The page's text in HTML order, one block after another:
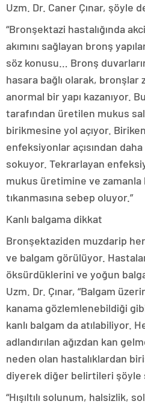
Uzm. Dr. Caner Çınar, şöyle
“Bronşektazi hastalığında
akımını sağlayan bronş
söz konusu… Bronş
hasara bağlı olarak, bronşlar
anormal bir yapı kazanıyor.
tarafından üretilen mukus
birikmesine yol açıyor.
enfeksiyonlar açısından
sokuyor. Tekrarlayan
mukus üretimine ve zamanla
tıkanmasına sebep oluyor.”
Kanlı balgama dikkat
Bronşektaziden muzdarip
ve balgam görülüyor.
öksürdüklerini ve yoğun
Uzm. Dr. Çınar, “Balgam
kanama gözlemlenebildiği
kanlı balgam da atılabiliyor.
adlandırılan ağızdan kan
neden olan hastalıklardan
diyerek diğer belirtileri şöyle
“Hışıltılı solunum, halsizlik,